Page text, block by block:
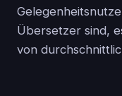
Übersetzer sind,
von